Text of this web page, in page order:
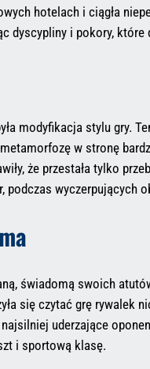
hotelach i ciągła
dyscypliny i pokory,
modyfikacja stylu gry.
w stronę
że przestała tylko
świadomą swoich
się czytać grę
uderzające
i sportową klasę.